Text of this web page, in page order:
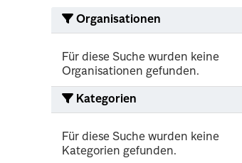
Organisationen
Für diese Suche wurden keine
Organisationen gefunden.
Kategorien
Für diese Suche wurden keine
Kategorien gefunden.